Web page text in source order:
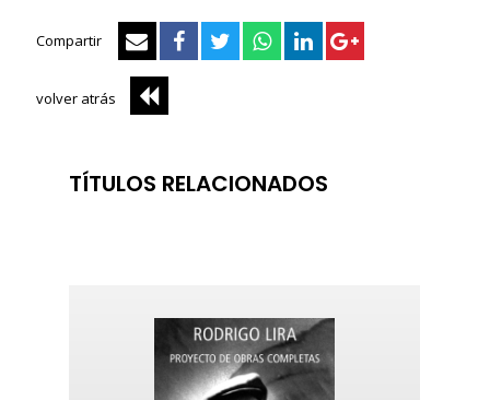
Compartir
volver atrás
TÍTULOS RELACIONADOS